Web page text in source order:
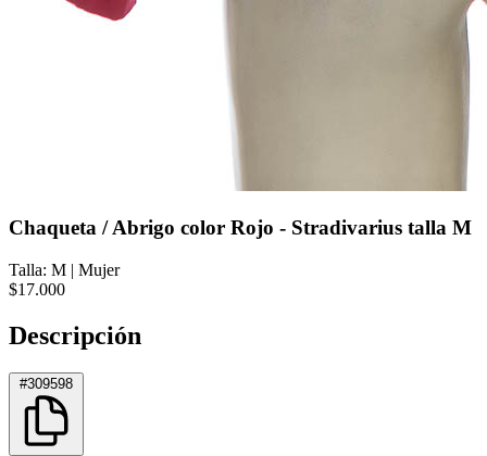
Chaqueta / Abrigo color Rojo - Stradivarius talla M
Talla: M | Mujer
$17.000
Descripción
#309598